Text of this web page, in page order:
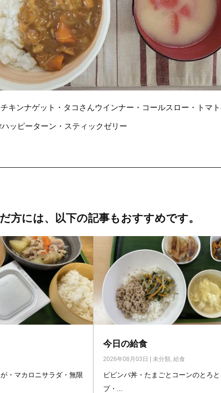
キンナゲット・タコさんウインナー・コールスロー・トマ
ッピーターン・スティックゼリー
方には、以下の記事もおすすめです。
・マカロニサラダ・無限
今日の給食
2026年08月03日 未分類, 給食
ビビンバ丼・たまごとコーンのとろ
プ・...